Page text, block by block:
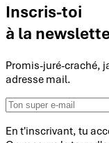
Inscris-toi
à la
Promis-juré-craché,
adresse mail.
En t'inscrivant, tu